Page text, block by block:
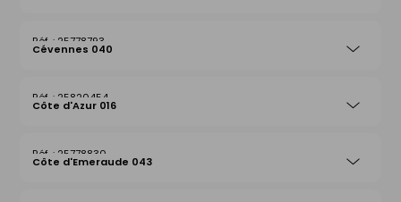
25778793
Cévennes 040
25820454
Côte d'Azur 016
25778830
Côte d'Emeraude 043